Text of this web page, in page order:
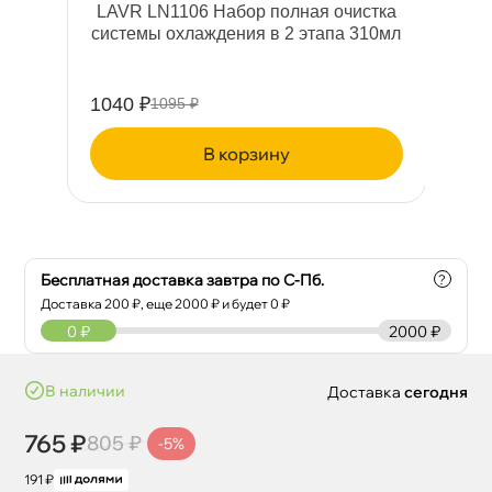
LAVR LN1106 Набор полная очистка
системы охлаждения в 2 этапа 310мл
1040 ₽1095 ₽
корзину
Бесплатная доставка завтра по С-Пб.
Доставка200 ₽, еще2000 ₽ и будет 0 ₽
?
2000 ₽
0 ₽
наличии
765 ₽805 ₽ -5%
191 ₽
Доставка сегодня